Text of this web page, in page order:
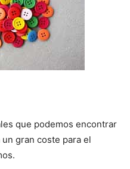
que podemos encontrar
gran coste para el